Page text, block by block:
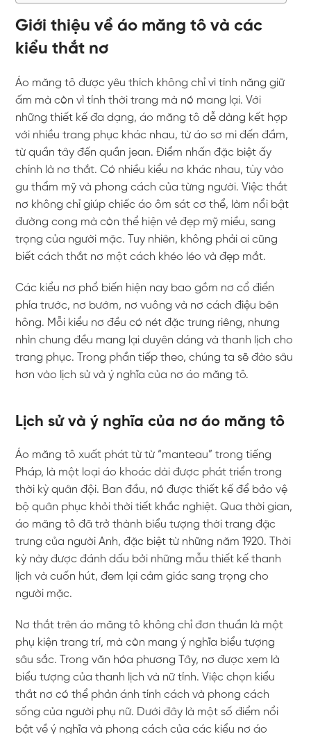
Giới thiệu về áo măng tô và các
kiểu thắt nơ
Áo măng tô được yêu thích không chỉ vì tính năng giữ
ấm mà còn vì tính thời trang mà nó mang lại. Với
những thiết kế đa dạng, áo măng tô dễ dàng kết hợp
với nhiều trang phục khác nhau, từ áo sơ mi đến đầm,
từ quần tây đến quần jean. Điểm nhấn đặc biệt ấy
chính là nơ thắt. Có nhiều kiểu nơ khác nhau, tùy vào
gu thẩm mỹ và phong cách của từng người. Việc thắt
nơ không chỉ giúp chiếc áo ôm sát cơ thể, làm nổi bật
đường cong mà còn thể hiện vẻ đẹp mỹ miều, sang
trọng của người mặc. Tuy nhiên, không phải ai cũng
biết cách thắt nơ một cách khéo léo và đẹp mắt.
Các kiểu nơ phổ biến hiện nay bao gồm nơ cổ điển
phía trước, nơ bướm, nơ vuông và nơ cách điệu bên
hông. Mỗi kiểu nơ đều có nét đặc trưng riêng, nhưng
nhìn chung đều mang lại duyên dáng và thanh lịch cho
trang phục. Trong phần tiếp theo, chúng ta sẽ đào sâu
hơn vào lịch sử và ý nghĩa của nơ áo măng tô.
Lịch sử và ý nghĩa của nơ áo măng tô
Áo măng tô xuất phát từ từ “manteau” trong tiếng
Pháp, là một loại áo khoác dài được phát triển trong
thời kỳ quân đội. Ban đầu, nó được thiết kế để bảo vệ
bộ quân phục khỏi thời tiết khắc nghiệt. Qua thời gian,
áo măng tô đã trở thành biểu tượng thời trang đặc
trưng của người Anh, đặc biệt từ những năm 1920. Thời
kỳ này được đánh dấu bởi những mẫu thiết kế thanh
lịch và cuốn hút, đem lại cảm giác sang trọng cho
người mặc.
Nơ thắt trên áo măng tô không chỉ đơn thuần là một
phụ kiện trang trí, mà còn mang ý nghĩa biểu tượng
sâu sắc. Trong văn hóa phương Tây, nơ được xem là
biểu tượng của thanh lịch và nữ tính. Việc chọn kiểu
thắt nơ có thể phản ánh tính cách và phong cách
sống của người phụ nữ. Dưới đây là một số điểm nổi
bật về ý nghĩa và phong cách của các kiểu nơ áo